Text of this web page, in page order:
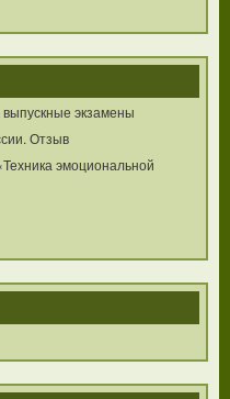
экзамены
Отзыв
эмоциональной